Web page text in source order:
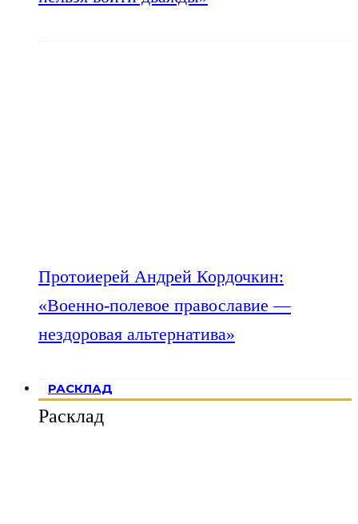
Протоиерей Андрей Кордочкин:
«Военно-полевое православие —
нездоровая альтернатива»
РАСКЛАД
Расклад